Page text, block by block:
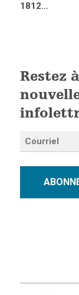
1812...
Restez